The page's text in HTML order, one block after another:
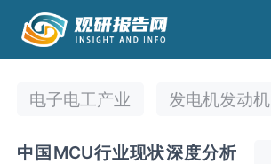
电子电工产业 发电机发动机
中国MCU行业现状深度分析